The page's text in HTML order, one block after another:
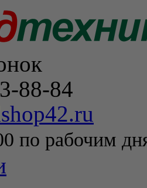
88-84
по рабочим